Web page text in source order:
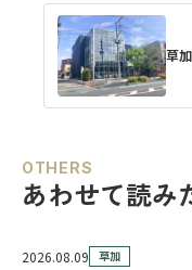
草
OTHERS
あわせて読み
2026.08.09 草加